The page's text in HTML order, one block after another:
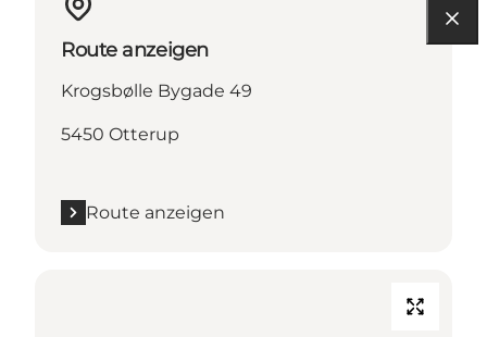
Route anzeigen
Krogsbølle Bygade 49
5450 Otterup
Route anzeigen